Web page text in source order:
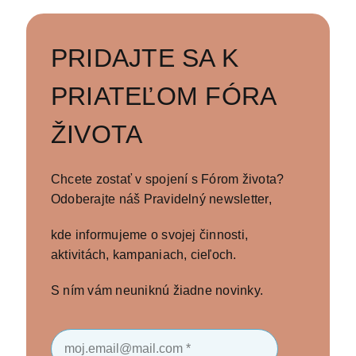
PRIDAJTE SA K
PRIATEĽOM FÓRA
ŽIVOTA
Chcete zostať v spojení s Fórom života?
Odoberajte náš Pravidelný newsletter,
kde informujeme o svojej činnosti,
aktivitách, kampaniach, cieľoch.
S ním vám neuniknú žiadne novinky.